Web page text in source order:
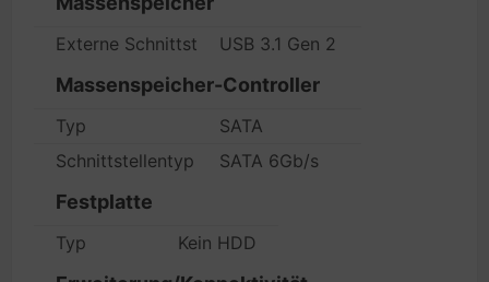
Externe Schnittstelle für HDD-Array
USB 3.1 Gen 2
Massenspeicher-Controller
Typ
SATA
Schnittstellentyp
SATA 6Gb/s
Festplatte
Typ Kein HDD